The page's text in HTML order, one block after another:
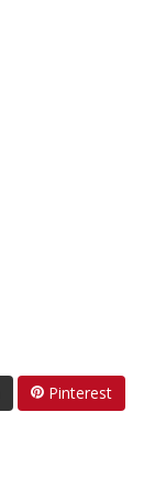
Pinterest